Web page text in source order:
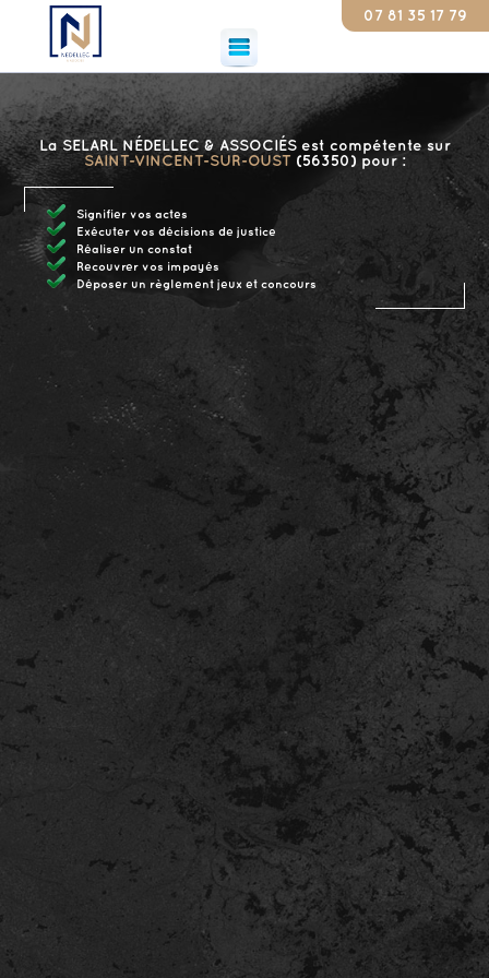
07 81 35 17 79
La SELARL NÉDELLEC & ASSOCIÉS est compétente sur
SAINT-VINCENT-SUR-OUST (56350) pour :
Signifier vos actes
Exécuter vos décisions de justice
Réaliser un constat
Recouvrer vos impayés
Déposer un règlement jeux et concours